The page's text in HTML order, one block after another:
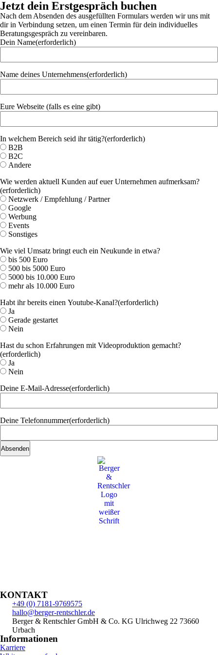
Jetzt dein Erstgespräch buchen
Nach dem Absenden des ausgefüllten Formulars werden wir uns mit
dir in Verbindung setzen, um einen Termin für dein individuelles
Beratungsgespräch zu vereinbaren.
Dein Name(erforderlich)
Name deines Unternehmens(erforderlich)
Eure Webseite (falls es eine gibt)
In welchem Bereich seid ihr tätig?(erforderlich)
B2B
B2C
Andere
Wie werden aktuell Kunden auf euer Unternehmen aufmerksam?
(erforderlich)
Netzwerk / Empfehlung / Partner
Google
Werbung
Events
Sonstiges
Wie viel Umsatz bringt euch ein Neukunde in etwa?
bis 500 Euro
500 bis 5000 Euro
5000 bis 10.000 Euro
mehr als 10.000 Euro
Habt ihr bereits einen Youtube-Kanal?(erforderlich)
Ja
Gerade gestartet
Nein
Hast du schon Erfahrungen mit Videoproduktion gemacht?
(erforderlich)
Ja
Nein
Deine E-Mail-Adresse(erforderlich)
Deine Telefonnummer(erforderlich)
KONTAKT
+49 (0) 7181-9769575
hallo@berger-rentschler.de
Berger & Rentschler GmbH & Co. KG Ulrichweg 22 73660
Urbach
Informationen
Karriere